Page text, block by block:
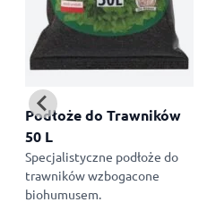
Podłoże do Trawników
50 L
Specjalistyczne podłoże do
trawników wzbogacone
biohumusem.